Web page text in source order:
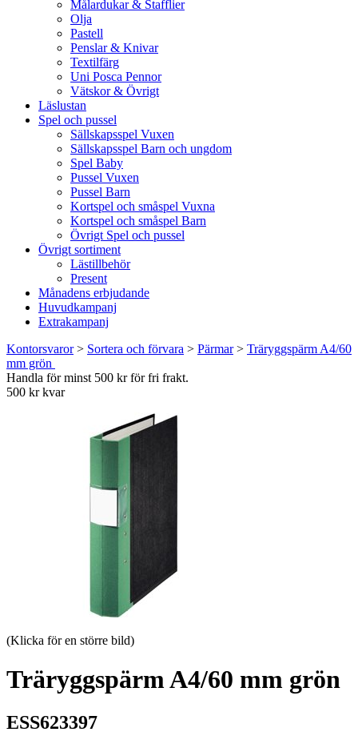
Målardukar & Stafflier
Olja
Pastell
Penslar & Knivar
Textilfärg
Uni Posca Pennor
Vätskor & Övrigt
Läslustan
Spel och pussel
Sällskapsspel Vuxen
Sällskapsspel Barn och ungdom
Spel Baby
Pussel Vuxen
Pussel Barn
Kortspel och småspel Vuxna
Kortspel och småspel Barn
Övrigt Spel och pussel
Övrigt sortiment
Lästillbehör
Present
Månadens erbjudande
Huvudkampanj
Extrakampanj
Kontorsvaror> Sortera och förvara > Pärmar> Träryggspärm A4/60
mm grön
Handla för minst 500 kr för fri frakt.
500 kr kvar
(Klicka för en större bild)
Träryggspärm A4/60 mm grön
ESS623397